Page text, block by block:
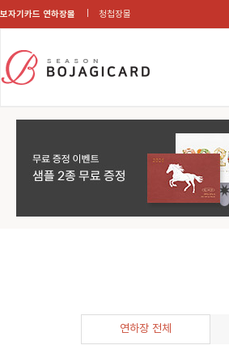
보자기카드 연하장몰 청첩장몰
연하장 전체